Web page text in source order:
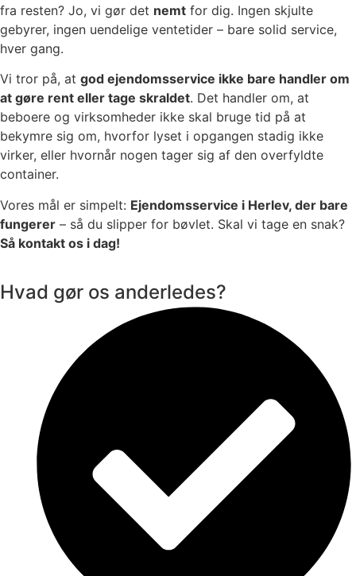
fra resten? Jo, vi gør det nemt for dig. Ingen skjulte
gebyrer, ingen uendelige ventetider – bare solid service,
hver gang.
Vi tror på, at god ejendomsservice ikke bare handler om
at gøre rent eller tage skraldet. Det handler om, at
beboere og virksomheder ikke skal bruge tid på at
bekymre sig om, hvorfor lyset i opgangen stadig ikke
virker, eller hvornår nogen tager sig af den overfyldte
container.
Vores mål er simpelt: Ejendomsservice i Herlev, der bare
fungerer – så du slipper for bøvlet. Skal vi tage en snak?
Så kontakt os i dag!
Hvad gør os anderledes?